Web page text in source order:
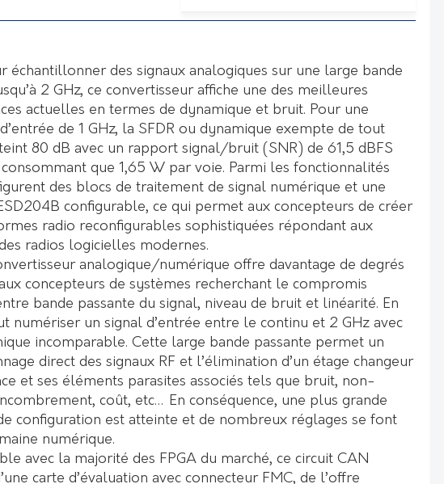
échantillonner des signaux analogiques sur une large bande
2 GHz, ce convertisseur affiche une des meilleures
actuelles en termes de dynamique et bruit. Pour une
de 1 GHz, la SFDR ou dynamique exempte de tout
80 dB avec un rapport signal/bruit (SNR) de 61,5 dBFS
que 1,65 W par voie. Parmi les fonctionnalités
des blocs de traitement de signal numérique et une
configurable, ce qui permet aux concepteurs de créer
radio reconfigurables sophistiquées répondant aux
radios logicielles modernes.
analogique/numérique offre davantage de degrés
concepteurs de systèmes recherchant le compromis
bande passante du signal, niveau de bruit et linéarité. En
numériser un signal d’entrée entre le continu et 2 GHz avec
incomparable. Cette large bande passante permet un
direct des signaux RF et l’élimination d’un étage changeur
et ses éléments parasites associés tels que bruit, non-
coût, etc… En conséquence, une plus grande
configuration est atteinte et de nombreux réglages se font
numérique.
avec la majorité des FPGA du marché, ce circuit CAN
carte d’évaluation avec connecteur FMC, de l’offre